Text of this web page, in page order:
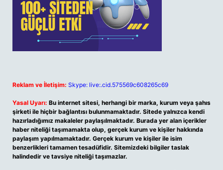
Reklam ve İletişim: Skype: live:.cid.575569c608265c69
Yasal Uyarı: Bu internet sitesi, herhangi bir marka, kurum veya şahıs
şirketi ile hiçbir bağlantısı bulunmamaktadır. Sitede yalnızca kendi
hazırladığımız makaleler paylaşılmaktadır. Burada yer alan içerikler
haber niteliği taşımamakta olup, gerçek kurum ve kişiler hakkında
paylaşım yapılmamaktadır. Gerçek kurum ve kişiler ile isim
benzerlikleri tamamen tesadüfidir. Sitemizdeki bilgiler taslak
halindedir ve tavsiye niteliği taşımazlar.